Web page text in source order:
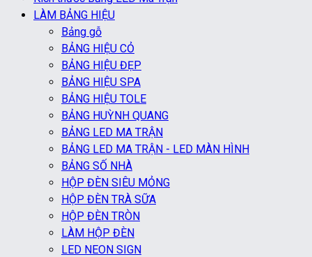
LÀM BẢNG HIỆU
Bảng gỗ
BẢNG HIỆU CỎ
BẢNG HIỆU ĐẸP
BẢNG HIỆU SPA
BẢNG HIỆU TOLE
BẢNG HUỲNH QUANG
BẢNG LED MA TRẬN
BẢNG LED MA TRẬN - LED MÀN HÌNH
BẢNG SỐ NHÀ
HỘP ĐÈN SIÊU MỎNG
HỘP ĐÈN TRÀ SỮA
HỘP ĐÈN TRÒN
LÀM HỘP ĐÈN
LED NEON SIGN